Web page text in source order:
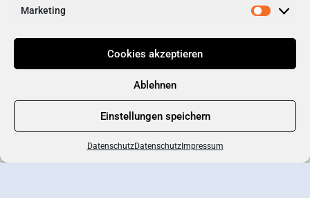
Marketing
Cookies akzeptieren
Ablehnen
Einstellungen speichern
DatenschutzDatenschutzImpressum